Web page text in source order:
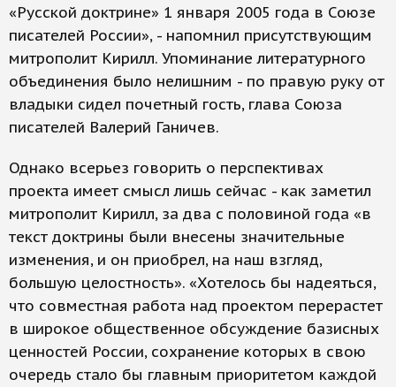
«Русской доктрине» 1 января 2005 года в Союзе
писателей России», - напомнил присутствующим
митрополит Кирилл. Упоминание литературного
объединения было нелишним - по правую руку от
владыки сидел почетный гость, глава Союза
писателей Валерий Ганичев.
Однако всерьез говорить о перспективах
проекта имеет смысл лишь сейчас - как заметил
митрополит Кирилл, за два с половиной года «в
текст доктрины были внесены значительные
изменения, и он приобрел, на наш взгляд,
большую целостность». «Хотелось бы надеяться,
что совместная работа над проектом перерастет
в широкое общественное обсуждение базисных
ценностей России, сохранение которых в свою
очередь стало бы главным приоритетом каждой